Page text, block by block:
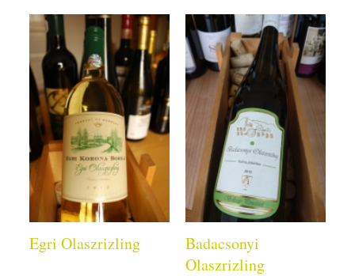
Egri Olaszrizling
Badacsonyi
Olaszrizling